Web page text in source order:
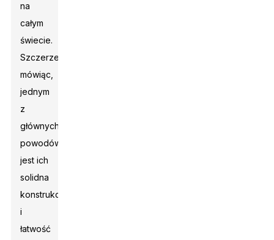
na
całym
świecie.
Szczerze
mówiąc,
jednym
z
głównych
powodów
jest ich
solidna
konstrukcja
i
łatwość